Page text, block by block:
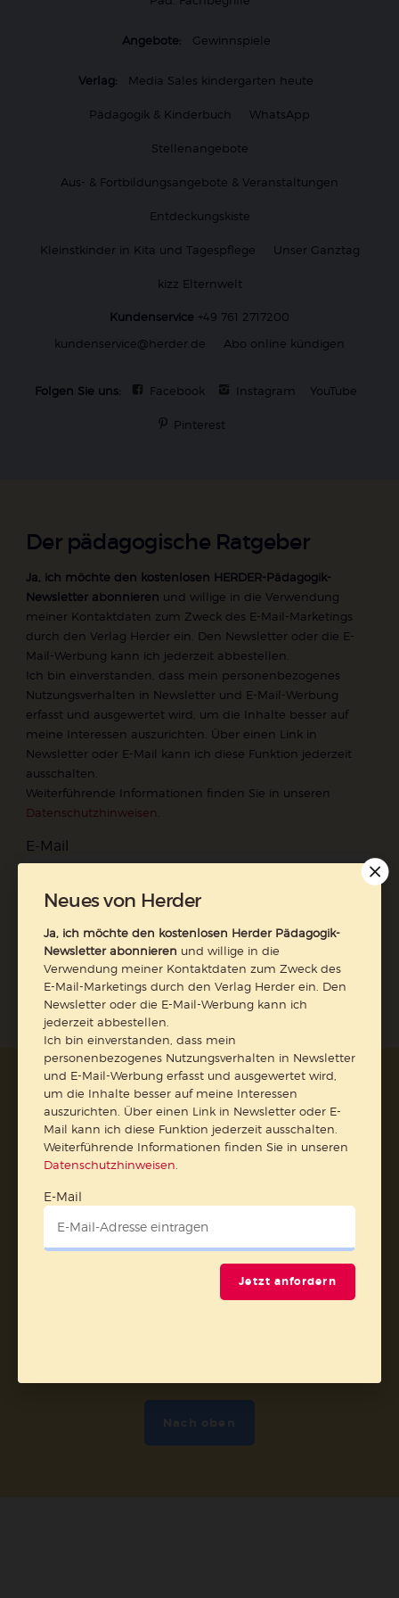
Angebote: Gewinnspiele
Verlag: Media Sales kindergarten heute
Pädagogik & Kinderbuch WhatsApp
Stellenangebote
Aus- & Fortbildungsangebote & Veranstaltungen
Entdeckungskiste
Kleinstkinder in Kita und Tagespflege Unser Ganztag
kizz Elternwelt
Kundenservice +49 761 2717200
kundenservice@herder.de
Abo online kündigen
Folgen Sie uns: Facebook Instagram YouTube
Pinterest
Der pädagogische Ratgeber
Ja, ich möchte den kostenlosen HERDER-Pädagogik-
Newsletter abonnieren und willige in die Verwendung
meiner Kontaktdaten zum Zweck des E-Mail-Marketings
durch den Verlag Herder ein. Den Newsletter oder die E-
Mail-Werbung kann ich jederzeit abbestellen.
Ich bin einverstanden, dass mein personenbezogenes
Nutzungsverhalten in Newsletter und E-Mail-Werbung
erfasst und ausgewertet wird, um die Inhalte besser auf
meine Interessen auszurichten. Über einen Link in
Newsletter oder E-Mail kann ich diese Funktion jederzeit
ausschalten.
Weiterführende Informationen finden Sie in unseren
Datenschutzhinweisen
E-Mail
Jetzt anmelden
AGB und Widerrufsbelehrung
Datenschutz
Barrierefreiheit
Vertrag widerrufen
Abo online kündigen
Neues von Herder
Ja, ich möchte den kostenlosen Herder Pädagogik-
Newsletter abonnieren und willige in die
Verwendung meiner Kontaktdaten zum Zweck des
E-Mail-Marketings durch den Verlag Herder ein. Den
Newsletter oder die E-Mail-Werbung kann ich
jederzeit abbestellen.
Ich bin einverstanden, dass mein
personenbezogenes Nutzungsverhalten in Newsletter
und E-Mail-Werbung erfasst und ausgewertet wird,
um die Inhalte besser auf meine Interessen
auszurichten. Über einen Link in Newsletter oder E-
Mail kann ich diese Funktion jederzeit ausschalten.
Weiterführende Informationen finden Sie in unseren
Datenschutzhinweisen
E-Mail
Jetzt anfordern